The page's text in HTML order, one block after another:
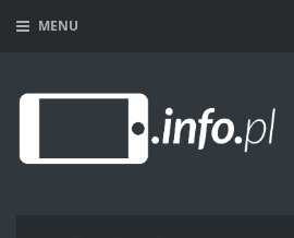
MENU